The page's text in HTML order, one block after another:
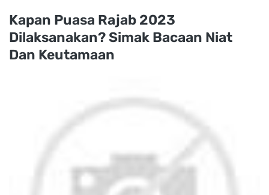
Kapan Puasa Rajab 2023
Dilaksanakan? Simak Bacaan Niat
Dan Keutamaan